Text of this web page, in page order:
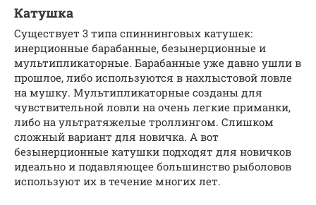
Катушка
Существует 3 типа спиннинговых катушек:
инерционные барабанные, безынерционные и
мультипликаторные. Барабанные уже давно ушли в
прошлое, либо используются в нахлыстовой ловле
на мушку. Мультипликаторные созданы для
чувствительной ловли на очень легкие приманки,
либо на ультратяжелые троллингом. Слишком
сложный вариант для новичка. А вот
безынерционные катушки подходят для новичков
идеально и подавляющее большинство рыболовов
используют их в течение многих лет.